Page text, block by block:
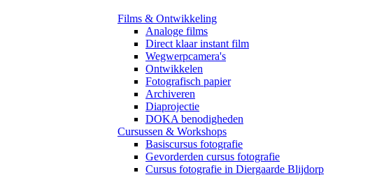
Films & Ontwikkeling
Analoge films
Direct klaar instant film
Wegwerpcamera's
Ontwikkelen
Fotografisch papier
Archiveren
Diaprojectie
DOKA benodigheden
Cursussen & Workshops
Basiscursus fotografie
Gevorderden cursus fotografie
Cursus fotografie in Diergaarde Blijdorp